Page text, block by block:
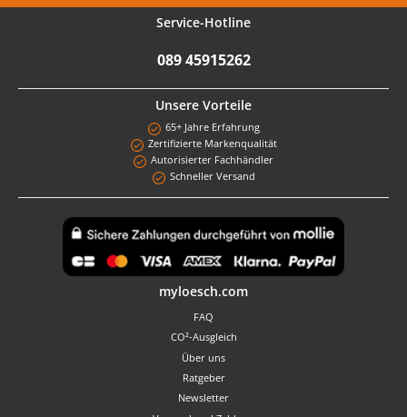
Service-Hotline
089 45915262
Unsere Vorteile
65+ Jahre Erfahrung
Zertifizierte Markenqualität
Autorisierter Fachhändler
Schneller Versand
myloesch.com
FAQ
CO²-Ausgleich
Über uns
Ratgeber
Newsletter